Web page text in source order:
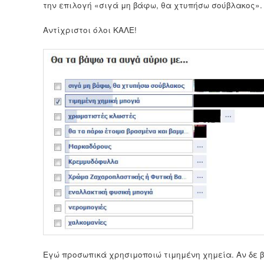
την επιλογή «σιγά μη βάφω, θα χτυπήσω σούβλακος».
Αντίχριστοι όλοι ΚΑΛΕ!
Εγώ προσωπικά χρησιμοποιώ τιμημένη χημεία. Αν